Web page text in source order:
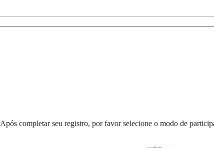
Após completar seu registro, por favor selecione o modo de